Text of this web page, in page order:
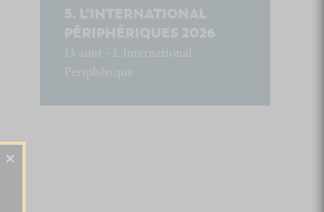
L’INTERNATIONAL
PÉRIPHÉRIQUES 2026
13 août - L’International
Périphérique
×